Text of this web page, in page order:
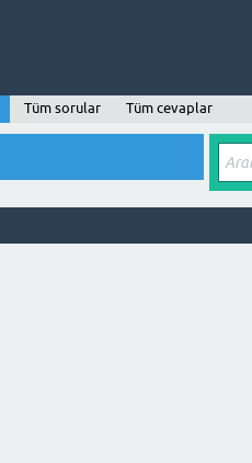
Tüm sorular Tüm cevaplar